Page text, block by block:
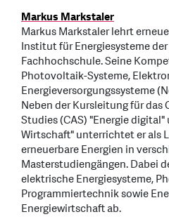
Markus Markstaler
Markus Markstaler lehrt
Institut für Energiesysteme der
Fachhochschule. Seine
Photovoltaik-Systeme,
Energieversorgungssysteme
Neben der Kursleitung für das
Studies (CAS) "Energie digital"
Wirtschaft" unterrichtet er als
erneuerbare Energien in
Masterstudiengängen.​ Dabei
elektrische Energiesysteme,
Programmiertechnik sowie
Energiewirtschaft ab.